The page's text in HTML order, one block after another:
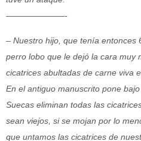
———————-
– Nuestro hijo, que tenía entonces
perro lobo que le dejó la cara muy
cicatrices abultadas de carne viva
En el antiguo manuscrito pone
Suecas eliminan todas las
sean viejos, si se mojan por lo
que untamos las cicatrices de